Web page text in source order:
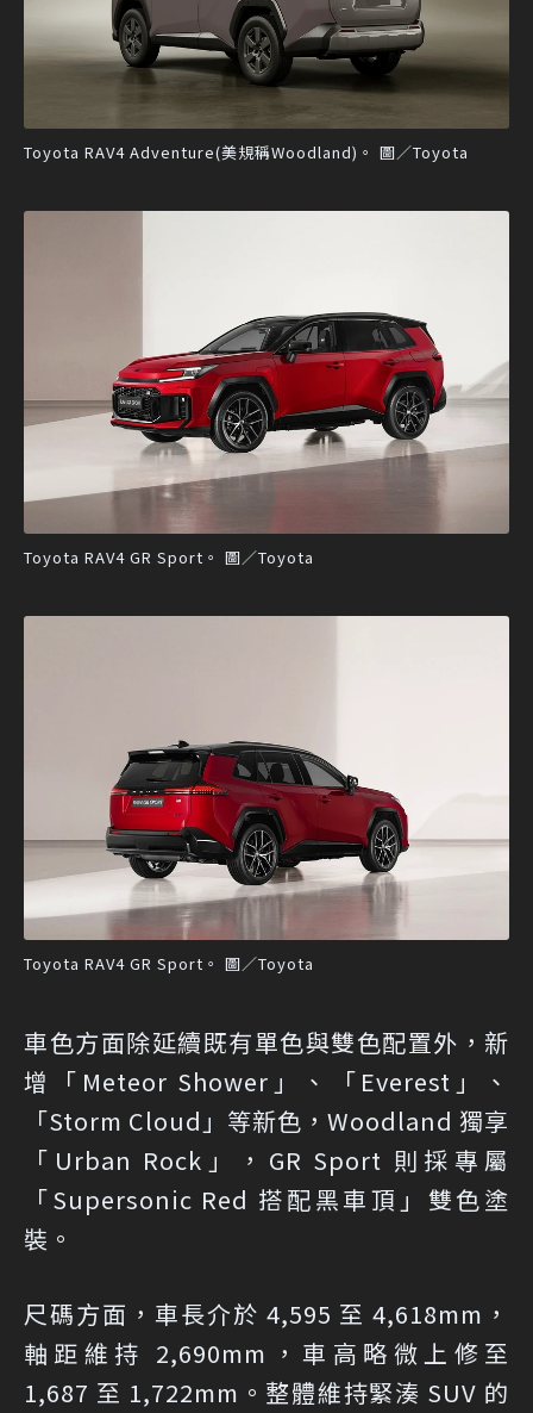
Toyota RAV4 Adventure(美規稱Woodland)。 圖／Toyota
Toyota RAV4 GR Sport。 圖／Toyota
Toyota RAV4 GR Sport。 圖／Toyota
車色方面除延續既有單色與雙色配置外，新
增「Meteor Shower」、「Everest」、
「Storm Cloud」等新色，Woodland 獨享
「Urban Rock」，GR Sport 則採專屬
「Supersonic Red 搭配黑車頂」雙色塗
裝。
尺碼方面，車長介於 4,595 至 4,618mm，
軸距維持 2,690mm，車高略微上修至
1,687 至 1,722mm。整體維持緊湊 SUV 的